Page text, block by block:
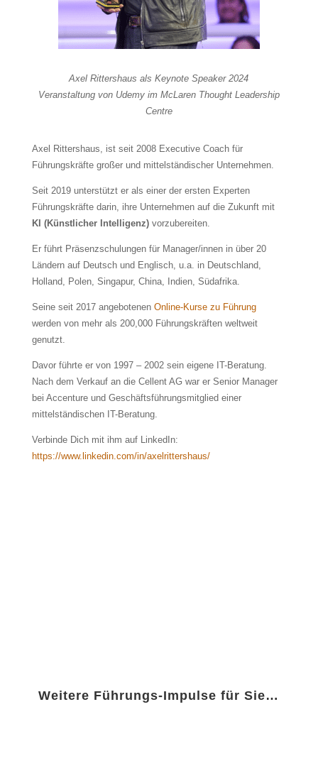
Axel Rittershaus als Keynote Speaker 2024
Veranstaltung von Udemy im McLaren Thought Leadership
Centre
Axel Rittershaus, ist seit 2008 Executive Coach für
Führungskräfte großer und mittelständischer Unternehmen.
Seit 2019 unterstützt er als einer der ersten Experten
Führungskräfte darin, ihre Unternehmen auf die Zukunft mit
KI (Künstlicher Intelligenz)vorzubereiten.
Er führt Präsenzschulungen für Manager/innen in über 20
Ländern auf Deutsch und Englisch, u.a. in Deutschland,
Holland, Polen, Singapur, China, Indien, Südafrika.
Seine seit 2017 angebotenen Online-Kurse zu Führung
werden von mehr als 200,000 Führungskräften weltweit
genutzt.
Davor führte er von 1997 – 2002 sein eigene IT-Beratung.
Nach dem Verkauf an die Cellent AG war er Senior Manager
bei Accenture und Geschäftsführungsmitglied einer
mittelständischen IT-Beratung.
Verbinde Dich mit ihm auf LinkedIn:
https://www.linkedin.com/in/axelrittershaus/
Weitere Führungs-Impulse für Sie…